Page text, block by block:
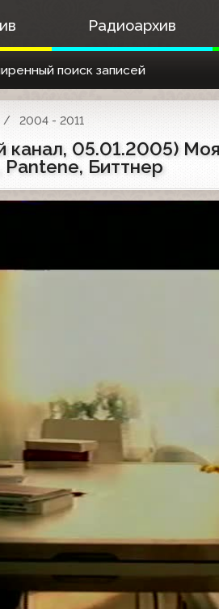
Радиоархив
поиск записей
2004 - 2011
05.01.2005)
Биттнер